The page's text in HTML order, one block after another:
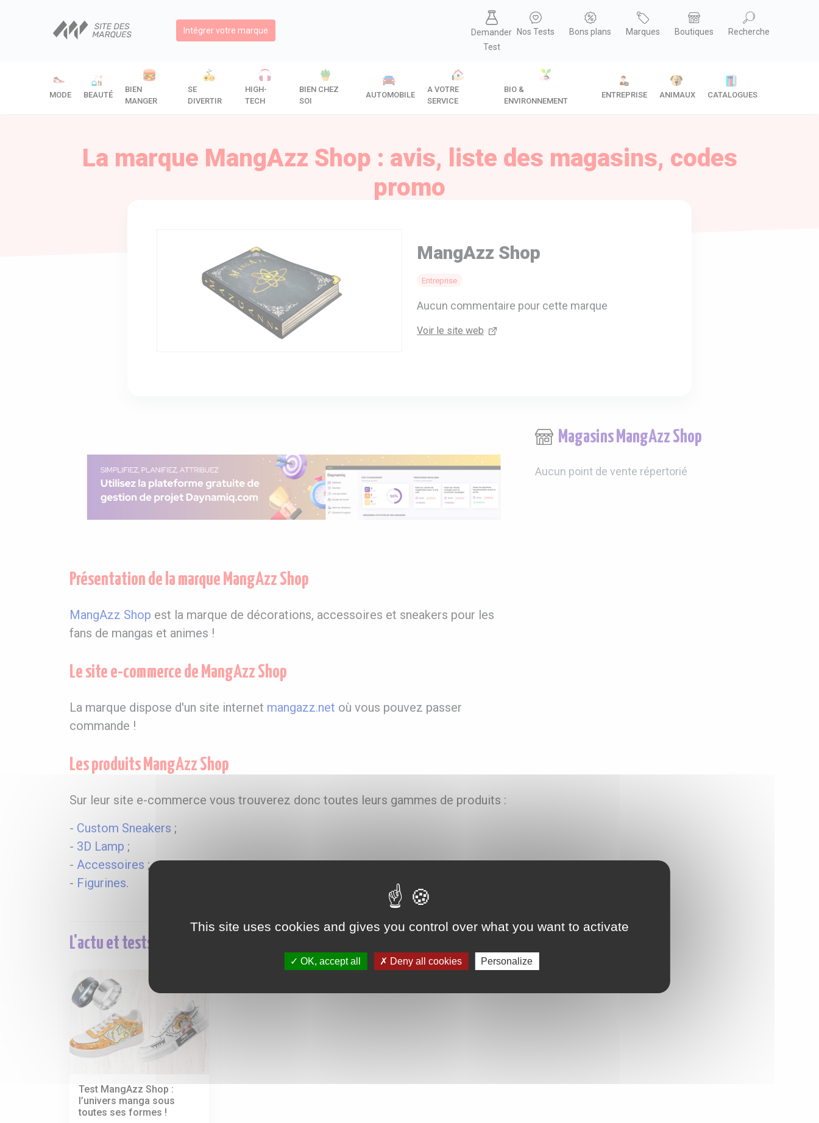
Intégrer votre marque
Demander
Test
Nos Tests Bons plans Marques Boutiques Recherche
MODE BEAUTÉ
BIEN
MANGER
SE
DIVERTIR
HIGH-
TECH
BIEN CHEZ
SOI
AUTOMOBILE
A VOTRE
SERVICE
BIO &
ENVIRONNEMENT
ENTREPRISE ANIMAUX CATALOGUES
La marque MangAzz Shop : avis, liste des magasins, codes
promo
MangAzz Shop
Entreprise
Aucun commentaire pour cette marque
Voir le site web
Présentation de la marque MangAzz Shop
MangAzz Shop est la marque de décorations, accessoires et sneakers pour les
fans de mangas et animes !
Le site e-commerce de MangAzz Shop
La marque dispose d'un site internet mangazz.net où vous pouvez passer
commande !
Les produits MangAzz Shop
Sur leur site e-commerce vous trouverez donc toutes leurs gammes de produits :
- Custom Sneakers ;
- 3D Lamp ;
- Accessoires ;
- Figurines.
L'actu et tests sur la marque MangAzz Shop
Test MangAzz Shop :
l’univers manga sous
toutes ses formes !
Magasins MangAzz Shop
Aucun point de vente répertorié
This site uses cookies and gives you control over what you want to activate
OK, accept all Deny all cookies Personalize